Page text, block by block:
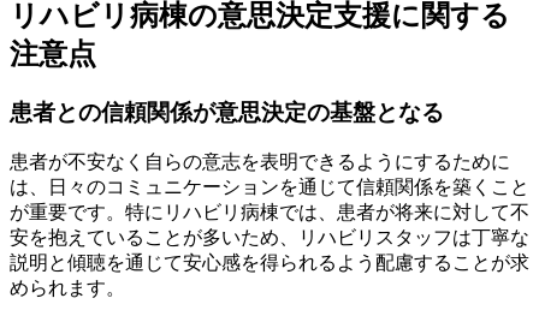
リハビリ病棟の意思決定支援に関する
注意点
患者との信頼関係が意思決定の基盤となる
患者が不安なく自らの意志を表明できるようにするために
は、日々のコミュニケーションを通じて信頼関係を築くこと
が重要です。特にリハビリ病棟では、患者が将来に対して不
安を抱えていることが多いため、リハビリスタッフは丁寧な
説明と傾聴を通じて安心感を得られるよう配慮することが求
められます。